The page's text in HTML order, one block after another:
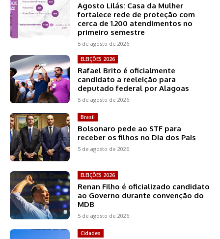
Agosto Lilás: Casa da Mulher
fortalece rede de proteção com
cerca de 1.200 atendimentos no
primeiro semestre
5 de agosto de 2026
ELEIÇÕES 2026
Rafael Brito é oficialmente
candidato a reeleição para
deputado federal por Alagoas
5 de agosto de 2026
Brasil
Bolsonaro pede ao STF para
receber os filhos no Dia dos Pais
5 de agosto de 2026
ELEIÇÕES 2026
Renan Filho é oficializado candidato
ao Governo durante convenção do
MDB
5 de agosto de 2026
Cidades